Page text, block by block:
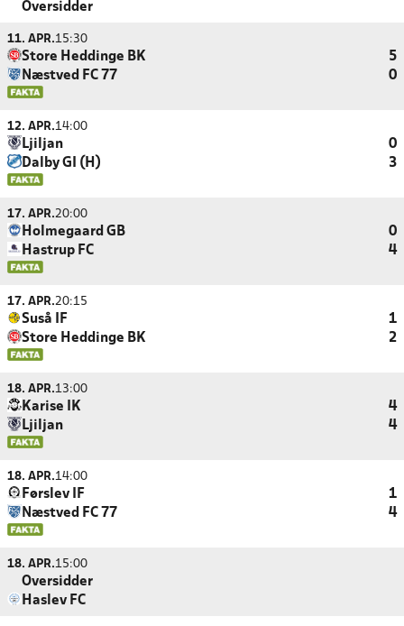
Oversidder
11. APR.15:30
Store Heddinge BK
5
Næstved FC 77
0
12. APR.14:00
Ljiljan
0
Dalby GI (H)
3
17. APR.20:00
Holmegaard GB
0
Hastrup FC
4
17. APR.20:15
Suså IF
1
Store Heddinge BK
2
18. APR.13:00
Karise IK
4
Ljiljan
4
18. APR.14:00
Førslev IF
1
Næstved FC 77
4
18. APR.15:00
Oversidder
Haslev FC